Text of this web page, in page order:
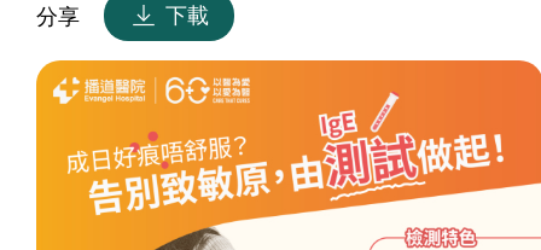
分享 下載